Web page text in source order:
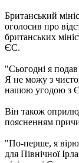
Британський
оголосив про
британських
ЄС.
"Сьогодні я подав
Я не можу з
нашою угодою з
Він також
поясненням
"По-перше, я
для Північної